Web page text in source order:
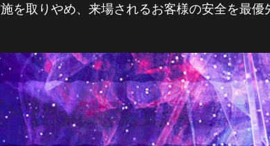
を取りやめ、来場されるお客様の安全を最優